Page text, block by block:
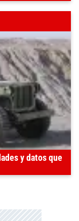
y datos que